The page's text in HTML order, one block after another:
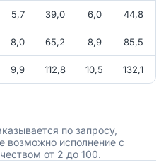
5,7 39,0 6,0 44,8
8,0 65,2 8,9 85,5
9,9 112,8 10,5 132,1
по запросу,
возможно исполнение с
от 2 до 100.